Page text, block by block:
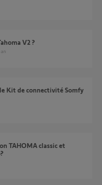
V2 ?
an